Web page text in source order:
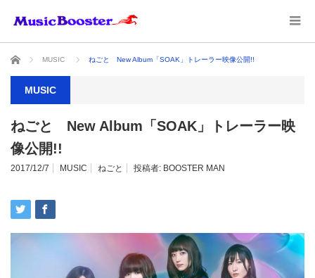
ホーム MUSIC ねごと New Album「SOAK」トレーラー映像公開!!
MUSIC
ねごと New Album「SOAK」トレーラー映
像公開!!
2017/12/7 MUSIC ねごと 投稿者: BOOSTER MAN